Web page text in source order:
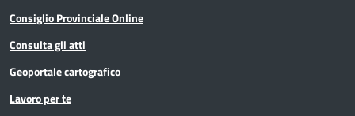
Consiglio Provinciale Online
Consulta gli atti
Geoportale cartografico
Lavoro per te